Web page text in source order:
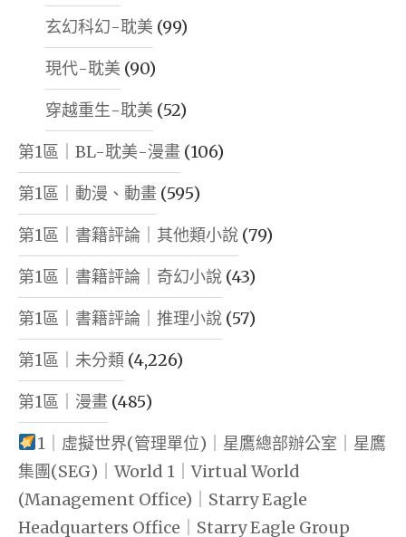
玄幻科幻-耽美 (99)
現代-耽美 (90)
穿越重生-耽美 (52)
第1區｜BL-耽美-漫畫 (106)
第1區｜動漫、動畫 (595)
第1區｜書籍評論｜其他類小說 (79)
第1區｜書籍評論｜奇幻小說 (43)
第1區｜書籍評論｜推理小說 (57)
第1區｜未分類 (4,226)
第1區｜漫畫 (485)
1｜虛擬世界(管理單位)｜星鷹總部辦公室｜星鷹
集團(SEG)｜World 1｜Virtual World
(Management Office)｜Starry Eagle
Headquarters Office｜Starry Eagle Group